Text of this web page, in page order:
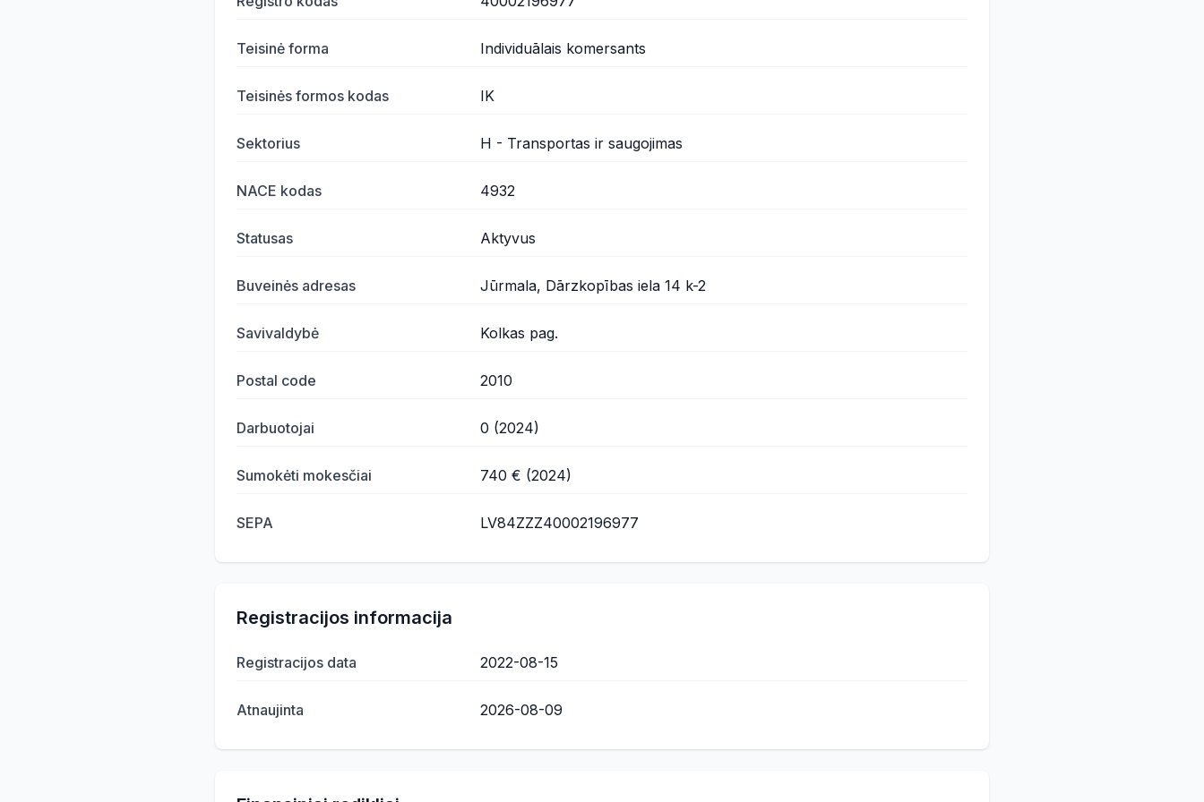
Teisinė forma Individuālais komersants
Teisinės formos kodas IK
Sektorius H - Transportas ir saugojimas
NACE kodas 4932
Statusas Aktyvus
Buveinės adresas Jūrmala, Dārzkopības iela 14 k-2
Savivaldybė Kolkas pag.
Postal code 2010
Darbuotojai 0 (2024)
Sumokėti mokesčiai 740 € (2024)
SEPA LV84ZZZ40002196977
Registracijos informacija
Registracijos data 2022-08-15
Atnaujinta 2026-08-09